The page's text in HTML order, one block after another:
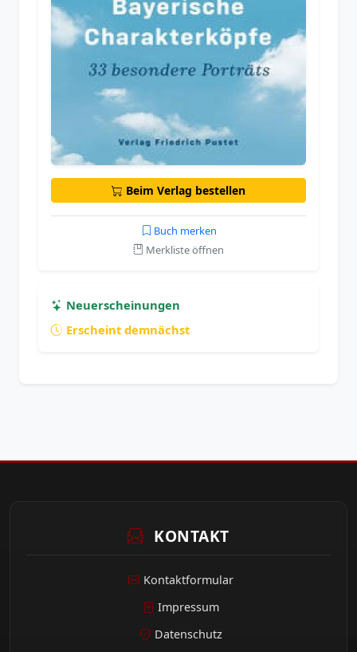
Beim Verlag bestellen
Buch merken
Merkliste öffnen
Neuerscheinungen
Erscheint demnächst
KONTAKT
Kontaktformular
Impressum
Datenschutz